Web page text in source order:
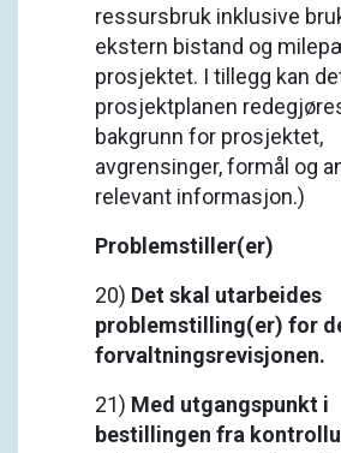
ressursbruk inklusive
ekstern bistand og
prosjektet. I tillegg kan
prosjektplanen
bakgrunn for prosjektet,
avgrensinger, formål og
relevant informasjon.)
Problemstiller(er)
20) Det skal utarbeides
problemstilling(er) for
forvaltningsrevisjonen.
21) Med utgangspunkt i
bestillingen fra